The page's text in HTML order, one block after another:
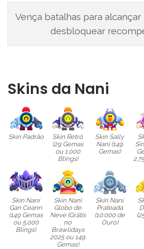
Vença batalhas para
desbloquear
Skins da Nani
Skin Padrão
Skin Retrô
(29 Gemas
ou 1.000
Blings)
Skin Sally
Nani (149
Gemas)
Skin Nani
Gan Ceann
(149 Gemas
ou 5.000
Blings)
Skin Nani
Globo de
Neve (Grátis
no
Brawlidays
2025 ou 149
Gemas)
Skin Nani
Prateada
(10.000 de
Ouro)